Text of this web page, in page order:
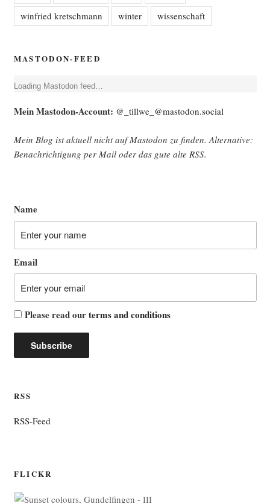
winfried kretschmann
winter wissenschaft
MASTODON-FEED
Loa­ding Mast­o­don feed…
Mein Mast­o­don-Account: @_tillwe_@mastodon.social
Mein Blog ist aktu­ell nicht auf Mast­o­don zu fin­den. Alter­na­ti­ve:
Benach­rich­ti­gung per Mail oder das gute alte RSS.
Name
Email
Please read ourterms and conditions
RSS
RSS-Feed
FLICKR